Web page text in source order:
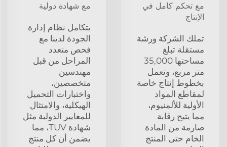
مع تحكم كامل في
الإنتاج
تملك الشركة ورشة
مستقلة تبلغ
مساحتها 35,000
متر مربع، وتعمل
بخطوط إنتاج خاصة
لمقاطع المواد
الأولية للألمنيوم،
مما يتيح رقابة
صارمة من المادة
الخام حتى المنتج
مع شهادة دولية
يتكامل نظام إدارة
الجودة لدينا مع
فحص متعدد
المراحل من قبل
مهندسين
متخصصين،
واختبارات التحميل
الهيكلية، والامتثال
للمعايير الدولية مثل
شهادة TUV، مما
يضمن أن كل منتج